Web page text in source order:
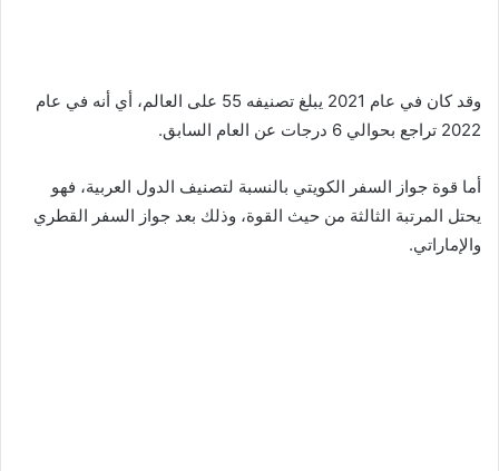
وقد كان في عام 2021 يبلغ تصنيفه 55 على العالم، أي أنه في عام
2022 تراجع بحوالي 6 درجات عن العام السابق.
أما قوة جواز السفر الكويتي بالنسبة لتصنيف الدول العربية، فهو
يحتل المرتبة الثالثة من حيث القوة، وذلك بعد جواز السفر القطري
والإماراتي.